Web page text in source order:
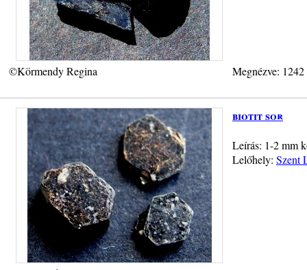
©Körmendy Regina Megnézve:
biotit sor
Leírás: 1-2 mm
Lelőhely: Szent